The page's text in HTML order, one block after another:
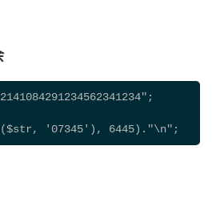
'07345'), 6445)."\n";